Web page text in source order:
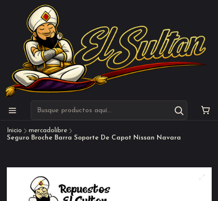
Inicio
mercadolibre
Seguro Broche Barra Soporte De Capot Nissan Navara